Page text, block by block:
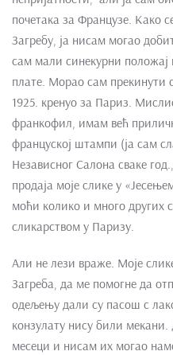
почетака за Французе. Како
Загребу, ја нисам могао
сам мали синекурни положај
плате. Морао сам прекинути
1925. кренуо за Париз.
франкофил, имам већ
француској штампи (ја сам
Независног Салона сваке
продаја моје слике у
моћи колико и много других
сликарством у Паризу.
Али не лези враже. Моје
Загреба, да ме помогне да
одељењу дали су пасош с
конзулату нису били
месеци и нисам их могао